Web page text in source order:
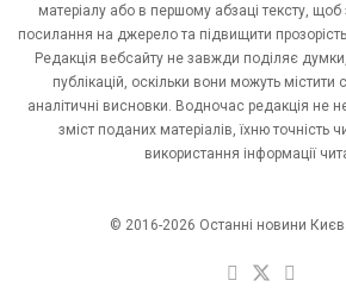
матеріалу або в першому абзаці тексту,
посилання на джерело та підвищити
Редакція вебсайту не завжди поділяє
публікацій, оскільки вони можуть містити
аналітичні висновки. Водночас редакція не
зміст поданих матеріалів, їхню точність
використання інформації
© 2016-2026 Останні новини